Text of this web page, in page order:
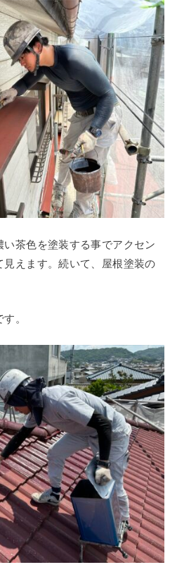
茶色を塗装する事でアクセン
見えます。続いて、屋根塗装の
。